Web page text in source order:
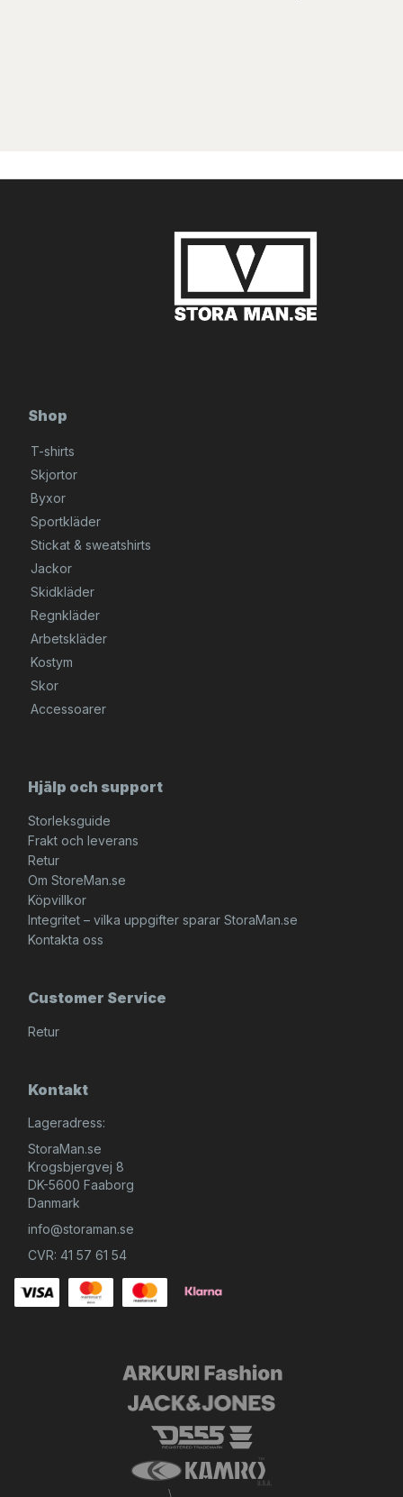
Shop
T-shirts
Skjortor
Byxor
Sportkläder
Stickat & sweatshirts
Jackor
Skidkläder
Regnkläder
Arbetskläder
Kostym
Skor
Accessoarer
Hjälp och support
Storleksguide
Frakt och leverans
Retur
Om StoreMan.se
Köpvillkor
Integritet – vilka uppgifter sparar StoraMan.se
Kontakta oss
Customer Service
Retur
Kontakt
Lageradress:
StoraMan.se
Krogsbjergvej 8
DK-5600 Faaborg
Danmark
info@storaman.se
CVR: 41 57 61 54